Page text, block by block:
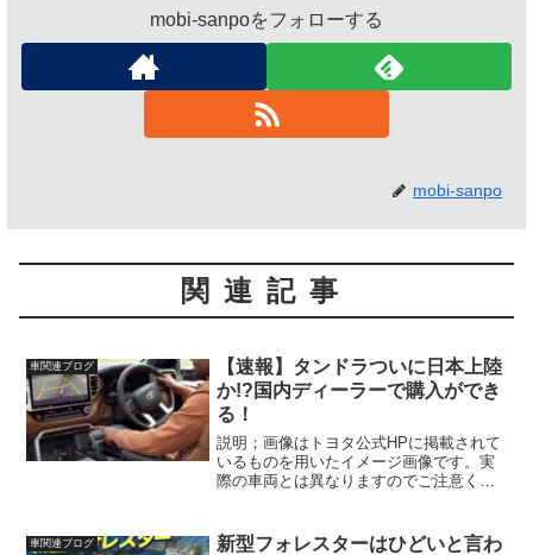
mobi-sanpoをフォローする
mobi-sanpo
関連記事
車関連ブログ
【速報】タンドラついに日本上陸
か!?国内ディーラーで購入ができ
る！
説明；画像はトヨタ公式HPに掲載されて
いるものを用いたイメージ画像です。実
際の車両とは異なりますのでご注意くだ
車関連ブログ
新型フォレスターはひどいと言わ